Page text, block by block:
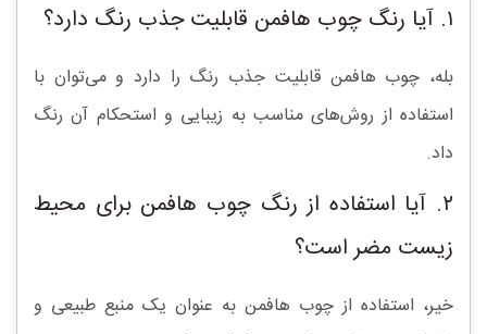
۱. آیا رنگ چوب هافمن قابلیت جذب رنگ دارد؟
بله، چوب هافمن قابلیت جذب رنگ را دارد و می‌توان با
استفاده از روش‌های مناسب به زیبایی و استحکام آن رنگ
داد.
۲. آیا استفاده از رنگ چوب هافمن برای محیط
زیست مضر است؟
خیر، استفاده از چوب هافمن به عنوان یک منبع طبیعی و